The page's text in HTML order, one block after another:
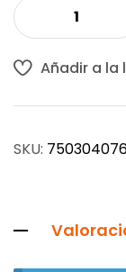
Añadir a la
SKU: